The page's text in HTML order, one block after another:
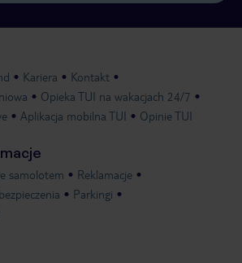
Kariera
Kontakt
Opieka TUI na wakacjach 24/7
Aplikacja mobilna TUI Opinie TUI
samolotem
Reklamacje
Parkingi